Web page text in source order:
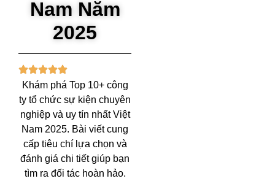
Nam Năm
2025
Khám phá Top 10+ công
ty tổ chức sự kiện chuyên
nghiệp và uy tín nhất Việt
Nam 2025. Bài viết cung
cấp tiêu chí lựa chọn và
đánh giá chi tiết giúp bạn
tìm ra đối tác hoàn hảo.